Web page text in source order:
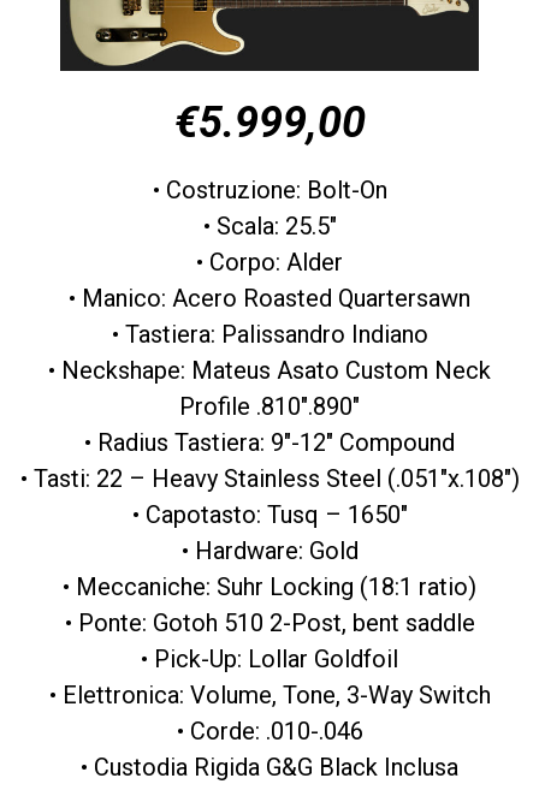
€5.999,00
• Costruzione: Bolt-On
• Scala: 25.5″
• Corpo: Alder
• Manico: Acero Roasted Quartersawn
• Tastiera: Palissandro Indiano
• Neckshape: Mateus Asato Custom Neck
Profile .810″.890″
• Radius Tastiera: 9″-12″ Compound
• Tasti: 22 – Heavy Stainless Steel (.051″x.108″)
• Capotasto: Tusq – 1650″
• Hardware: Gold
• Meccaniche: Suhr Locking (18:1 ratio)
• Ponte: Gotoh 510 2-Post, bent saddle
• Pick-Up: Lollar Goldfoil
• Elettronica: Volume, Tone, 3-Way Switch
• Corde: .010-.046
• Custodia Rigida G&G Black Inclusa